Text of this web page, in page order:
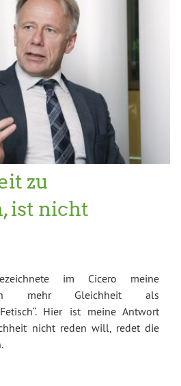
zu
ist nicht
im Cicero meine
mehr Gleichheit als
Hier ist meine Antwort
nicht reden will, redet die